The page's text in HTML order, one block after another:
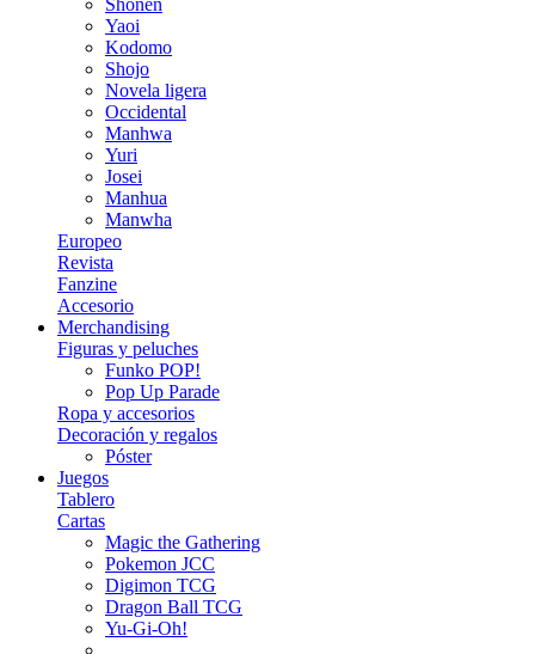
Shonen
Yaoi
Kodomo
Shojo
Novela ligera
Occidental
Manhwa
Yuri
Josei
Manhua
Manwha
Europeo
Revista
Fanzine
Accesorio
Merchandising
Figuras y peluches
Funko POP!
Pop Up Parade
Ropa y accesorios
Decoración y regalos
Póster
Juegos
Tablero
Cartas
Magic the Gathering
Pokemon JCC
Digimon TCG
Dragon Ball TCG
Yu-Gi-Oh!